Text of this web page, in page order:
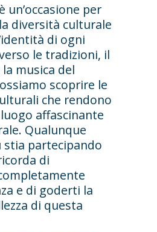
un’occasione per
diversità culturale
di ogni
le tradizioni, il
musica del
scoprire le
che rendono
affascinante
Qualunque
stia partecipando
di
e di goderti la
di questa